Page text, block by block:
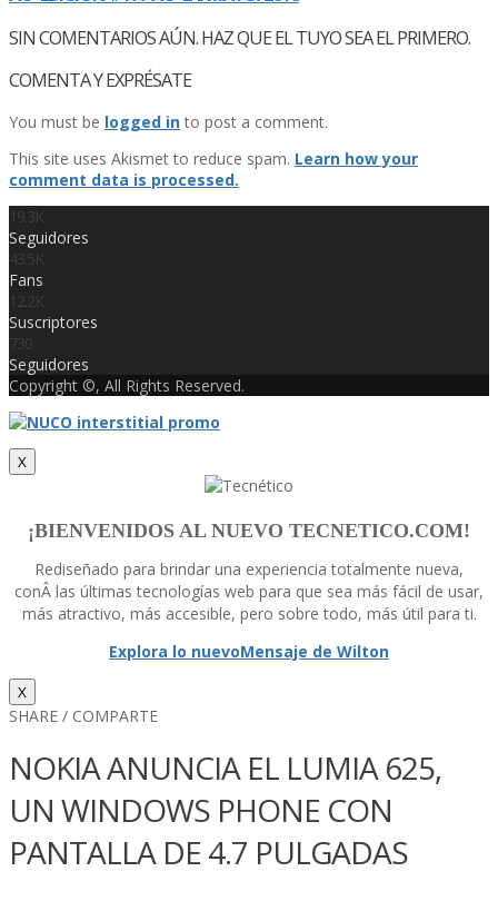
SIN COMENTARIOS AÚN. HAZ QUE EL TUYO SEA EL PRIMERO.
COMENTA Y EXPRÉSATE
You must be logged into post a comment.
This site uses Akismet to reduce spam. Learn how your
comment data is processed.
19.3K
Seguidores
43.5K
Fans
12.2K
Suscriptores
730
Seguidores
Copyright ©, All Rights Reserved.
X
¡BIENVENIDOS AL NUEVO TECNETICO.COM!
Rediseñado para brindar una experiencia totalmente nueva,
conÂ las últimas tecnologí­as web para que sea más fácil de usar,
más atractivo, más accesible, pero sobre todo, más útil para ti.
Explora lo nuevoMensaje de Wilton
X
SHARE / COMPARTE
NOKIA ANUNCIA EL LUMIA 625,
UN WINDOWS PHONE CON
PANTALLA DE 4.7 PULGADAS